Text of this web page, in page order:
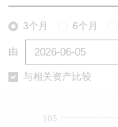
3个月 6个月
由
与相关资产比较
105
认股证/牛熊证日志
牛熊证到期结算价查找
中资ETFs溢价比较